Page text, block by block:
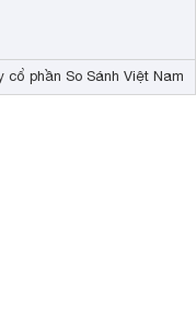
phần So Sánh Việt Nam